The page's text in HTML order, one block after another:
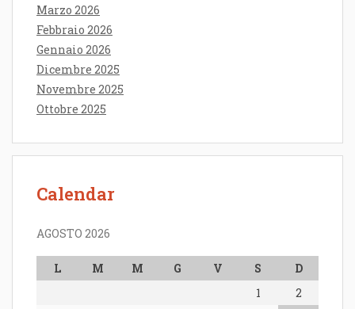
Marzo 2026
Febbraio 2026
Gennaio 2026
Dicembre 2025
Novembre 2025
Ottobre 2025
Calendar
AGOSTO 2026
L M M G V S
D
1
2